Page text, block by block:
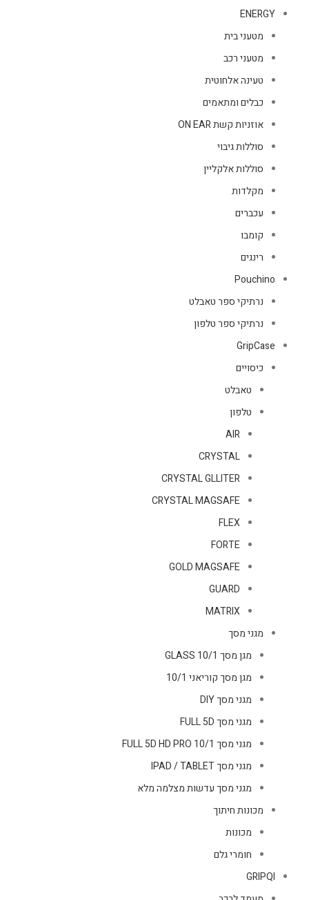
ENERGY
מטעני בית
מטעני רכב
טעינה אלחוטית
כבלים ומתאמים
אוזניות קשת ON EAR
סוללות גיבוי
סוללות אלקליין
מקלדות
עכברים
קומבו
רינגים
Pouchino
נרתיקי ספר טאבלט
נרתיקי ספר טלפון
GripCase
כיסויים
טאבלט
טלפון
AIR
CRYSTAL
CRYSTAL GLLITER
CRYSTAL MAGSAFE
FLEX
FORTE
GOLD MAGSAFE
GUARD
MATRIX
מגני מסך
מגן מסך GLASS 10/1
מגן מסך קוריאני 10/1
מגני מסך DIY
מגני מסך FULL 5D
מגני מסך FULL 5D HD PRO 10/1
מגני מסך IPAD / TABLET
מגני מסך עדשות מצלמה מלא
מכונות חיתוך
מכונות
חומרי גלם
GRIPQI